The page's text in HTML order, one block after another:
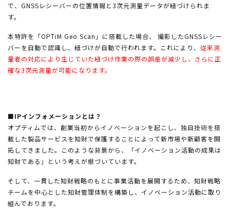
で、GNSSレシーバーの位置情報と3次元測量データが紐づけられま
す。
本特許を「OPTiM Geo Scan」に搭載した場合、 撮影したGNSSレシー
バーを自動で認識し、紐づけが自動で行われます。これにより、 従来測
量者の対応により生じていた紐づけ作業の際の誤差が減少し、さらに正
確な3次元測量が可能になります。
■IPインフォメーションとは？
オプティムでは、創業当初からイノベーションを起こし、独自技術を搭
載した製品サービスを知財で保護することによって新市場や新顧客を開
拓してきました。このような背景から、「イノベーション活動の成果は
知財である」という考えが根づいています。
そして、一貫した知財戦略のもとに事業活動を展開するため、知財戦略
チームを中心とした知財管理体制を構築し、イノベーション活動に取り
組んでおります。